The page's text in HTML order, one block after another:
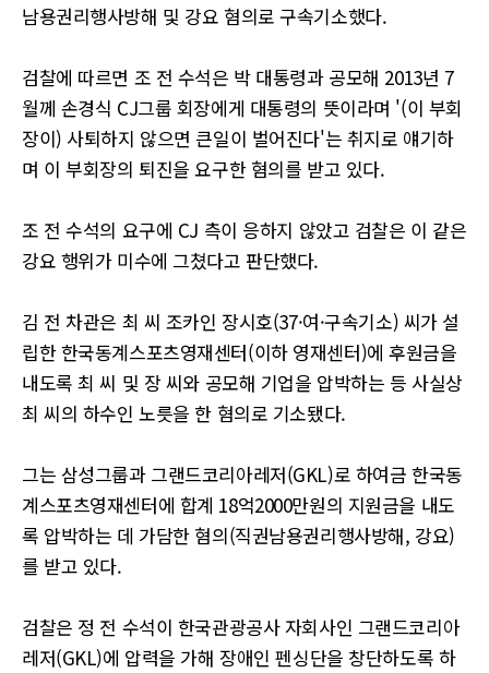
남용권리행사방해 및 강요 혐의로 구속기소했다.
검찰에 따르면 조 전 수석은 박 대통령과 공모해 2013년 7
월께 손경식 CJ그룹 회장에게 대통령의 뜻이라며 '(이 부회
장이) 사퇴하지 않으면 큰일이 벌어진다'는 취지로 얘기하
며 이 부회장의 퇴진을 요구한 혐의를 받고 있다.
조 전 수석의 요구에 CJ 측이 응하지 않았고 검찰은 이 같은
강요 행위가 미수에 그쳤다고 판단했다.
김 전 차관은 최 씨 조카인 장시호(37·여·구속기소) 씨가 설
립한 한국동계스포츠영재센터(이하 영재센터)에 후원금을
내도록 최 씨 및 장 씨와 공모해 기업을 압박하는 등 사실상
최 씨의 하수인 노릇을 한 혐의로 기소됐다.
그는 삼성그룹과 그랜드코리아레저(GKL)로 하여금 한국동
계스포츠영재센터에 합계 18억2000만원의 지원금을 내도
록 압박하는 데 가담한 혐의(직권남용권리행사방해, 강요)
를 받고 있다.
검찰은 정 전 수석이 한국관광공사 자회사인 그랜드코리아
레저(GKL)에 압력을 가해 장애인 펜싱단을 창단하도록 하